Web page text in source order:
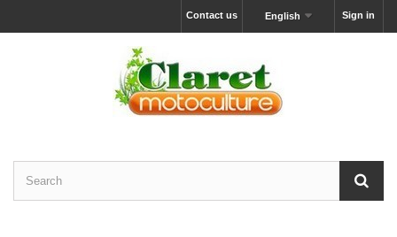
Sign in
English
Contact us